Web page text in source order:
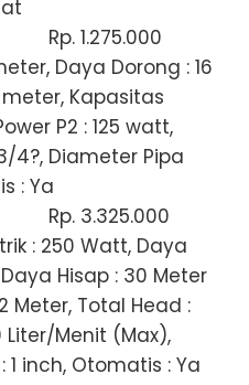
Rp. 1.275.000
Daya Dorong : 16
Kapasitas
P2 : 125 watt,
4?, Diameter Pipa
: Ya
Rp. 3.325.000
: 250 Watt, Daya
Hisap : 30 Meter
Meter, Total Head :
Liter/Menit (Max),
1 inch, Otomatis : Ya